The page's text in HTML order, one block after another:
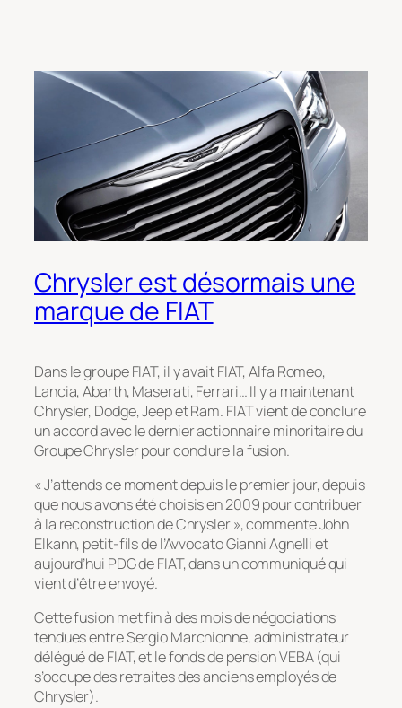
Chrysler est désormais une
marque de FIAT
Dans le groupe FIAT, il y avait FIAT, Alfa Romeo,
Lancia, Abarth, Maserati, Ferrari… Il y a maintenant
Chrysler, Dodge, Jeep et Ram. FIAT vient de conclure
un accord avec le dernier actionnaire minoritaire du
Groupe Chrysler pour conclure la fusion.
« J’attends ce moment depuis le premier jour, depuis
que nous avons été choisis en 2009 pour contribuer
à la reconstruction de Chrysler », commente John
Elkann, petit-fils de l’Avvocato Gianni Agnelli et
aujourd’hui PDG de FIAT, dans un communiqué qui
vient d’être envoyé.
Cette fusion met fin à des mois de négociations
tendues entre Sergio Marchionne, administrateur
délégué de FIAT, et le fonds de pension VEBA (qui
s’occupe des retraites des anciens employés de
Chrysler).